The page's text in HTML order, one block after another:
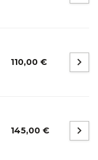
110,00 €
145,00 €